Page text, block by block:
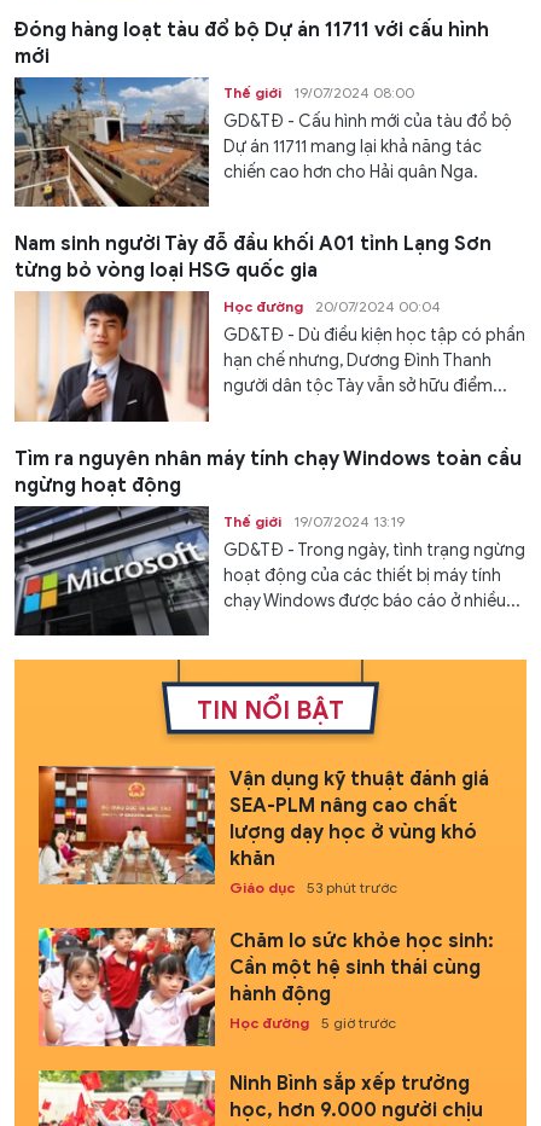
Đóng hàng loạt tàu đổ bộ Dự án 11711 với cấu hình
mới
Thế giới 19/07/2024 08:00
GD&TĐ - Cấu hình mới của tàu đổ bộ
Dự án 11711 mang lại khả năng tác
chiến cao hơn cho Hải quân Nga.
Nam sinh người Tày đỗ đầu khối A01 tỉnh Lạng Sơn
từng bỏ vòng loại HSG quốc gia
Học đường 20/07/2024 00:04
GD&TĐ - Dù điều kiện học tập có phần
hạn chế nhưng, Dương Đình Thanh
người dân tộc Tày vẫn sở hữu điểm...
Tìm ra nguyên nhân máy tính chạy Windows toàn cầu
ngừng hoạt động
Thế giới 19/07/2024 13:19
GD&TĐ - Trong ngày, tình trạng ngừng
hoạt động của các thiết bị máy tính
chạy Windows được báo cáo ở nhiều...
TIN NỔI BẬT
Vận dụng kỹ thuật đánh giá
SEA-PLM nâng cao chất
lượng dạy học ở vùng khó
khăn
Giáo dục 53 phút trước
Chăm lo sức khỏe học sinh:
Cần một hệ sinh thái cùng
hành động
Học đường 5 giờ trước
Ninh Bình sắp xếp trường
học, hơn 9.000 người chịu